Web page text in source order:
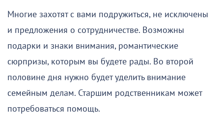
Многие захотят с вами подружиться, не исключены
и предложения о сотрудничестве. Возможны
подарки и знаки внимания, романтические
сюрпризы, которым вы будете рады. Во второй
половине дня нужно будет уделить внимание
семейным делам. Старшим родственникам может
потребоваться помощь.